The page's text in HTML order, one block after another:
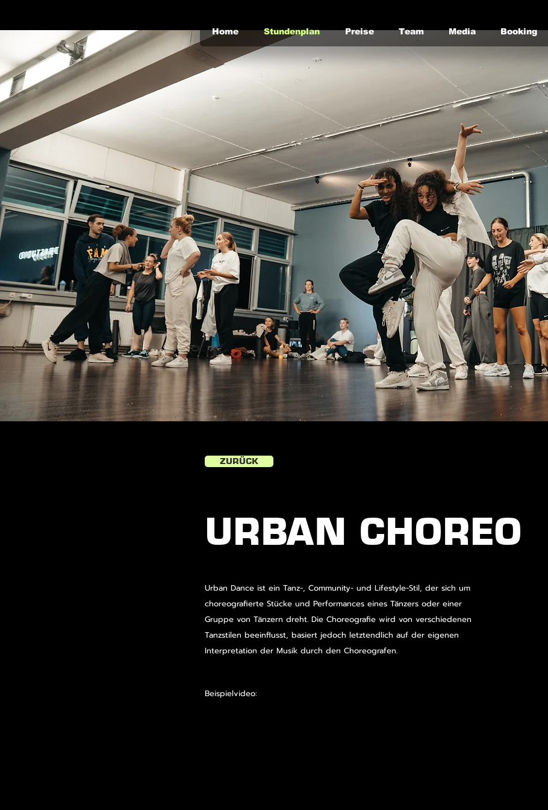
Home Stundenplan Preise Team Media Booking
ZURÜCK
URBAN CHOREO
Urban Dance ist ein Tanz-, Community- und Lifestyle-Stil, der sich um
choreografierte Stücke und Performances eines Tänzers oder einer
Gruppe von Tänzern dreht. Die Choreografie wird von verschiedenen
Tanzstilen beeinflusst, basiert jedoch letztendlich auf der eigenen
Interpretation der Musik durch den Choreografen.
Beispielvideo: